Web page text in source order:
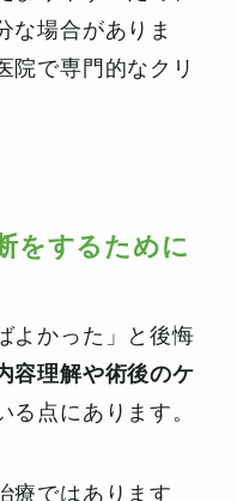
な場合がありま
院で専門的なクリ
をするために
よかった」と後悔
容理解や術後のケ
る点にあります。
療ではあります